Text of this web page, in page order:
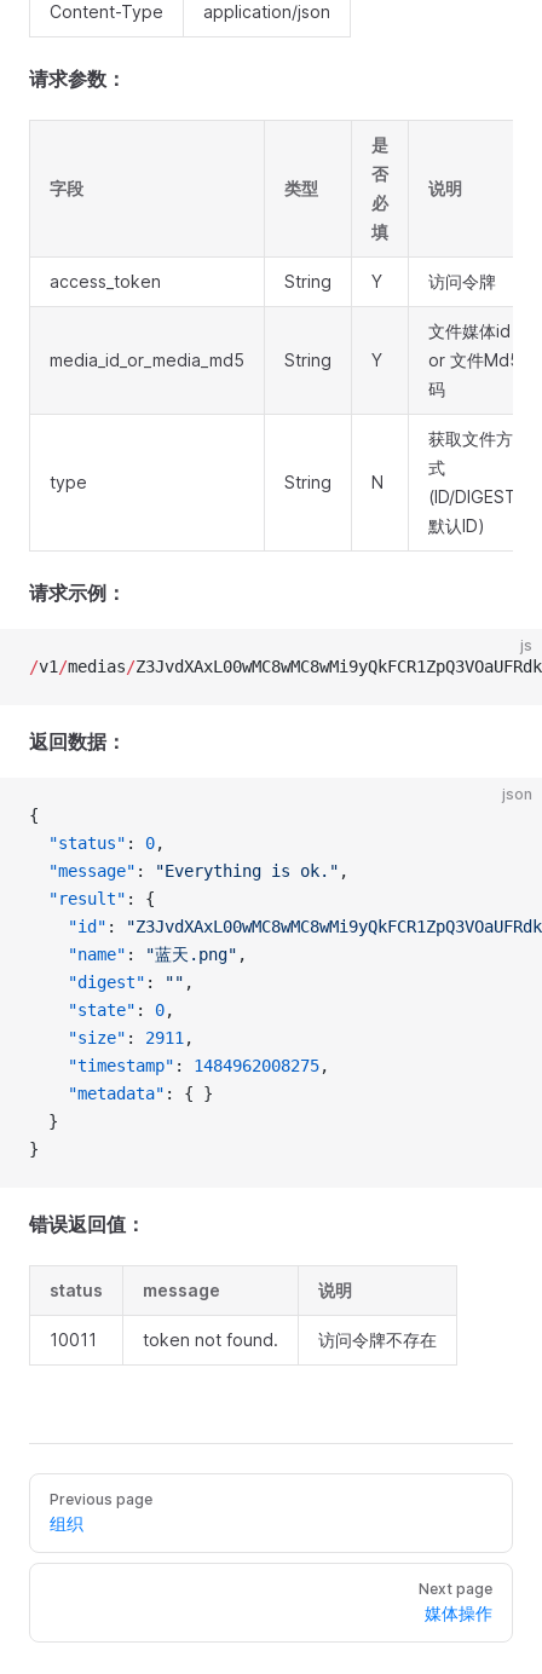
Content-Type application/json
请求参数：
字段 类型
是
否
必
填
说明
access_token String Y 访问令牌
media_id_or_media_md5 String Y
文件媒体id
or 文件Md5
码
type String N
获取文件方
式
(ID/DIGEST,
默认ID)
请求示例：
js
/v1 /medias/
返回数据：
json
{
  "status"
: 0,
  "message"
: "Everything is ok." ,
  "result"
: {
    "id"
:
    "name"
: "蓝天.png" ,
    "digest"
: "" ,
    "state"
: 0,
    "size"
: 2911 ,
    "timestamp"
: 1484962008275,
    "metadata"
: { }
  }
}
错误返回值：
status message 说明
10011 token not found. 访问令牌不存在
Previous page
组织
Next page
媒体操作